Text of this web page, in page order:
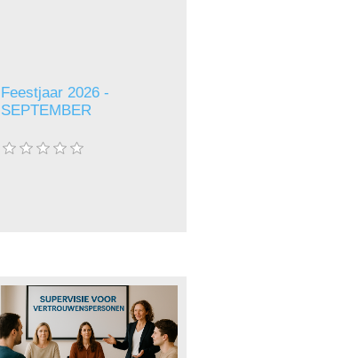
Feestjaar 2026 -
SEPTEMBER